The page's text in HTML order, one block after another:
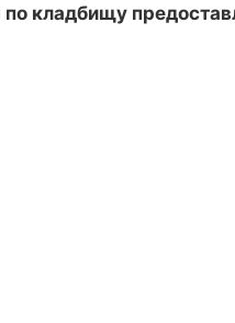
кладбищу